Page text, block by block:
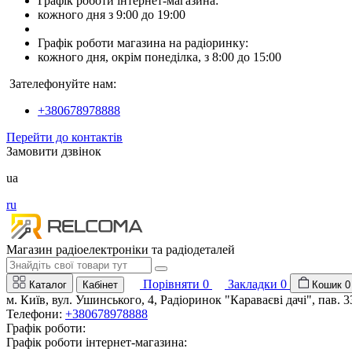
кожного дня з 9:00 до 19:00
Графік роботи магазина на радіоринку:
кожного дня, окрім понеділка, з 8:00 до 15:00
Зателефонуйте нам:
+380678978888
Перейти до контактів
Замовити дзвінок
ua
ru
Магазин радіоелектроніки та радіодеталей
Каталог Кабінет Порівняти 0 Закладки 0 Кошик 0
м. Київ, вул. Ушинського, 4, Радіоринок "Караваєві дачі", пав.
Телефони: +380678978888
Графік роботи:
Графік роботи інтернет-магазина: